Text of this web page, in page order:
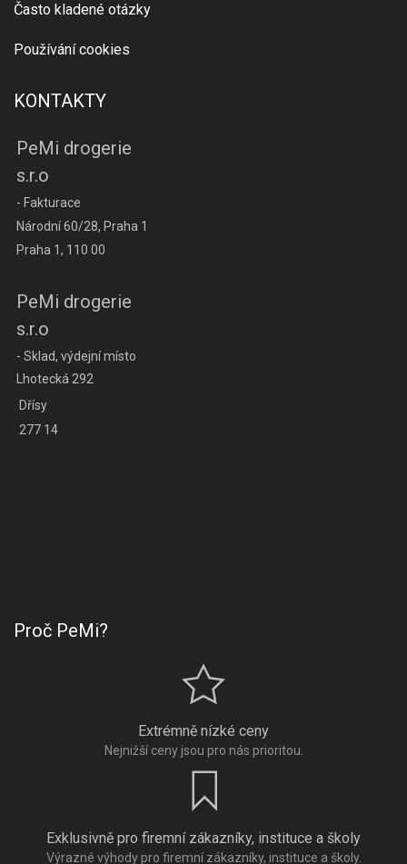
Často kladené otázky
Používání cookies
KONTAKTY
PeMi drogerie
s.r.o
- Fakturace
Národní 60/28, Praha 1
Praha 1, 110 00
PeMi drogerie
s.r.o
- Sklad, výdejní místo
Lhotecká 292
Dřísy
277 14
Proč PeMi?
Extrémně nízké ceny
Nejnižší ceny jsou pro nás prioritou.
Exklusivně pro firemní zákazníky, instituce a školy
Výrazné výhody pro firemní zákazníky, instituce a školy.